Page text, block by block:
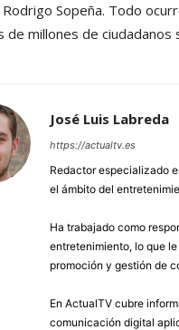
Rodrigo Sopeña. Todo
de millones de ciudadanos
José Luis Labreda
https://actualtv.es
Redactor especializado
el ámbito del
Ha trabajado como
entretenimiento, lo que
promoción y gestión de
En ActualTV cubre
comunicación digital